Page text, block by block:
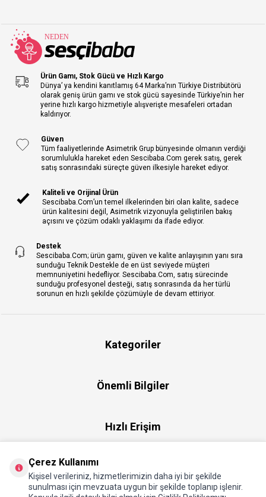
Ürün Gamı, Stok Gücü ve Hızlı Kargo
Dünya’ ya kendini kanıtlamış 64 Marka’nın Türkiye Distribütörü
olarak geniş ürün gamı ve stok gücü sayesinde Türkiye’nin her
yerine hızlı kargo hizmetiyle alışverişte mesafeleri ortadan
kaldırıyor.
Güven
Tüm faaliyetlerinde Asimetrik Grup bünyesinde olmanın verdiği
sorumlulukla hareket eden Sescibaba.Com gerek satış, gerek
satış sonrasındaki süreçte güven ilkesiyle hareket ediyor.
Kaliteli ve Orijinal Ürün
Sescibaba.Com’un temel ilkelerinden biri olan kalite, sadece
ürün kalitesini değil, Asimetrik vizyonuyla geliştirilen bakış
açısını ve çözüm odaklı yaklaşımı da ifade ediyor.
Destek
Sescibaba.Com; ürün gamı, güven ve kalite anlayışının yanı sıra
sunduğu Teknik Destekle de en üst seviyede müşteri
memnuniyetini hedefliyor. Sescibaba.Com, satış sürecinde
sunduğu profesyonel desteği, satış sonrasında da her türlü
sorunun en hızlı şekilde çözümüyle de devam ettiriyor.
Kategoriler
Önemli Bilgiler
Hızlı Erişim
Çerez Kullanımı
Kişisel verileriniz, hizmetlerimizin daha iyi bir şekilde
sunulması için mevzuata uygun bir şekilde toplanıp işlenir.